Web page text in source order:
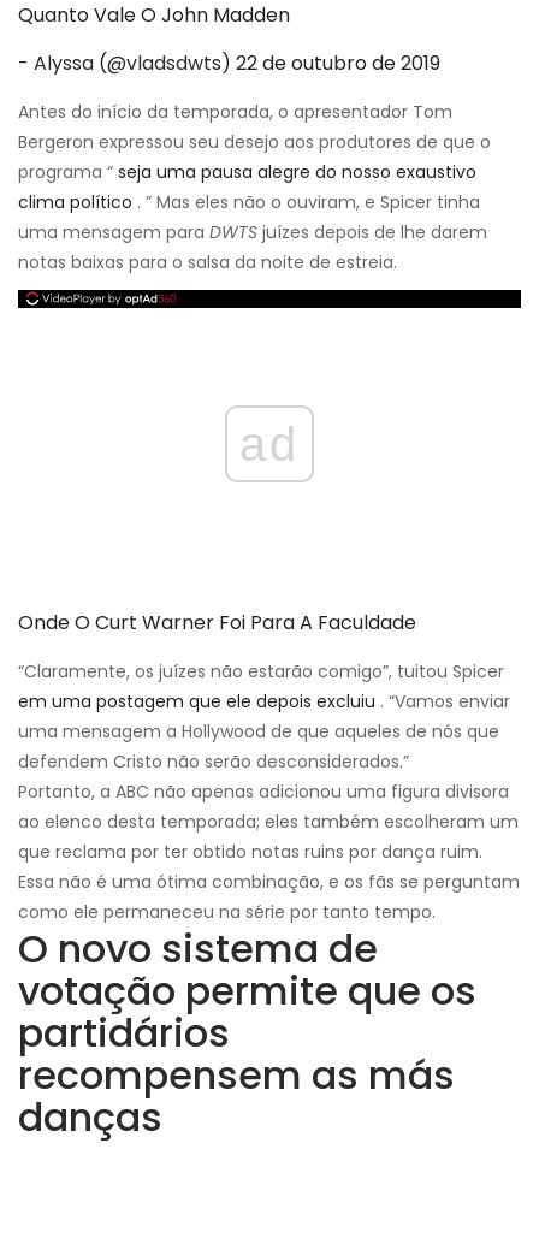
Quanto Vale O John Madden
- Alyssa (@vladsdwts) 22 de outubro de 2019
Antes do início da temporada, o apresentador Tom
Bergeron expressou seu desejo aos produtores de que o
programa “ seja uma pausa alegre do nosso exaustivo
clima político . ” Mas eles não o ouviram, e Spicer tinha
uma mensagem para DWTS juízes depois de lhe darem
notas baixas para o salsa da noite de estreia.
ad
Onde O Curt Warner Foi Para A Faculdade
“Claramente, os juízes não estarão comigo”, tuitou Spicer
em uma postagem que ele depois excluiu . “Vamos enviar
uma mensagem a Hollywood de que aqueles de nós que
defendem Cristo não serão desconsiderados.”
Portanto, a ABC não apenas adicionou uma figura divisora ​​
ao elenco desta temporada; eles também escolheram um
que reclama por ter obtido notas ruins por dança ruim.
Essa não é uma ótima combinação, e os fãs se perguntam
como ele permaneceu na série por tanto tempo.
O novo sistema de
votação permite que os
partidários
recompensem as más
danças